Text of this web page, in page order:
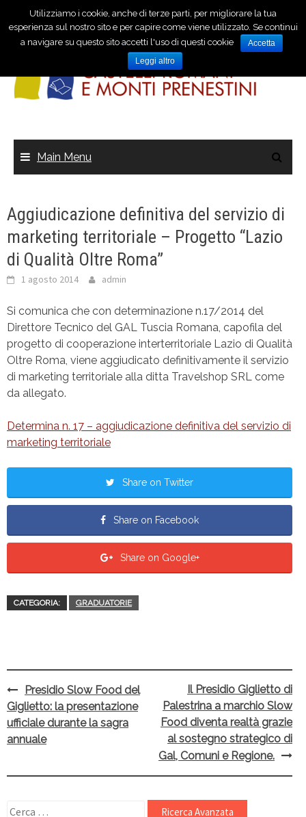
Main Menu
Aggiudicazione definitiva del servizio di
marketing territoriale – Progetto “Lazio
di Qualità Oltre Roma”
1 agosto 2014 admin
Si comunica che con determinazione n.17/2014 del
Direttore Tecnico del GAL Tuscia Romana, capofila del
progetto di cooperazione interterritoriale Lazio di Qualità
Oltre Roma, viene aggiudicato definitivamente il servizio
di marketing territoriale alla ditta Travelshop SRL come
da allegato.
Determina n. 17 – aggiudicazione definitiva del servizio di
marketing territoriale
Share on Twitter
Share on Facebook
Share on Google+
CATEGORIA: GRADUATORIE
Post
navigation
Presidio Slow Food del
Giglietto: la presentazione
ufficiale durante la sagra
annuale
Il Presidio Giglietto di
Palestrina a marchio Slow
Food diventa realtà grazie
al sostegno strategico di
Gal, Comuni e Regione.
Ricerca
Utilizziamo i cookie, anche di terze parti, per migliorare la tua
esperienza sul nostro sito e per capire come viene utilizzato. Se continui
a navigare su questo sito accetti l'uso di questi cookie
Accetta
Leggi altro